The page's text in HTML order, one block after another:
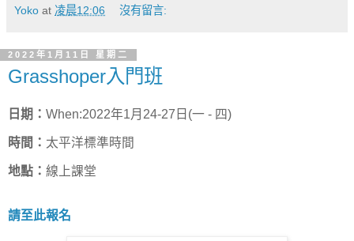
Yoko at 凌晨12:06 沒有留言:
2022年1月11日 星期二
Grasshoper入門班
日期： When:2022年1月24-27日(一 - 四)
時間： 太平洋標準時間
地點： 線上課堂
請至此報名